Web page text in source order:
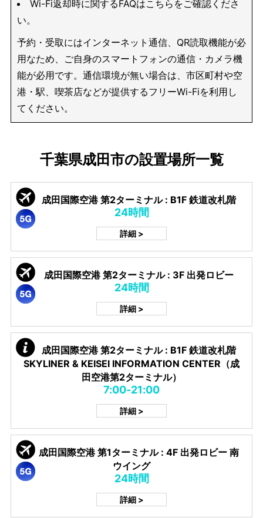
Wi-Fi返却時に関するFAQはこちらをご確認くださ
い。
予約・受取にはインターネット通信、QR読取機能が必
用なため、ご自身のスマートフォンの通信・カメラ機
能が必用です。通信環境が無い場合は、市区町村や空
港・駅、喫茶店などが提供するフリーWi-Fiを利用し
てください。
千葉県成田市の設置場所一覧
成田国際空港 第2ターミナル : B1F 鉄道改札階
24時間
詳細 >
成田国際空港 第2ターミナル : 3F 出発ロビー
24時間
詳細 >
成田国際空港 第2ターミナル : B1F 鉄道改札階
SKYLINER & KEISEI INFORMATION CENTER（成
田空港第2ターミナル）
7:00-21:00
詳細 >
成田国際空港 第1ターミナル : 4F 出発ロビー 南
ウイング
24時間
詳細 >